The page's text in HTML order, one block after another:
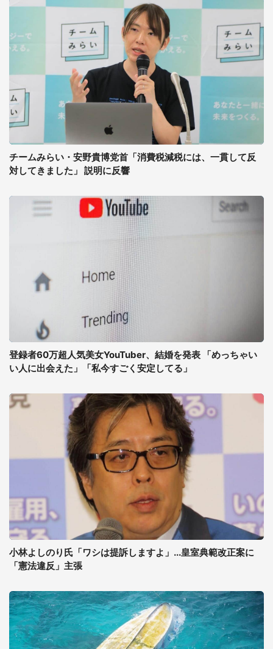
チームみらい・安野貴博党首「消費税減税には、一貫して反
対してきました」 説明に反響
登録者60万超人気美女YouTuber、結婚を発表 「めっちゃい
い人に出会えた」「私今すごく安定してる」
小林よしのり氏「ワシは提訴しますよ」...皇室典範改正案に
「憲法違反」主張